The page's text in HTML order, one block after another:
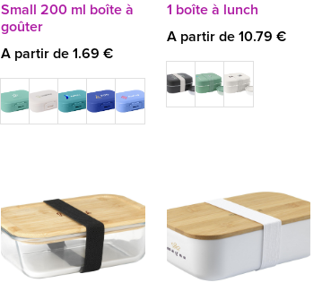
Small 200 ml boîte à
goûter
A partir de 1.69 €
1 boîte à lunch
A partir de 10.79 €